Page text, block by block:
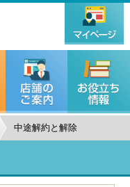
中途解約と解除